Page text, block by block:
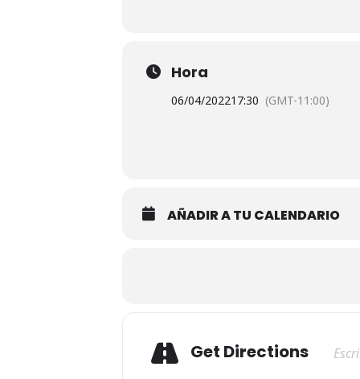
Hora
06/04/202217:30 (GMT-11:00)
AÑADIR A TU CALENDARIO
Get Directions